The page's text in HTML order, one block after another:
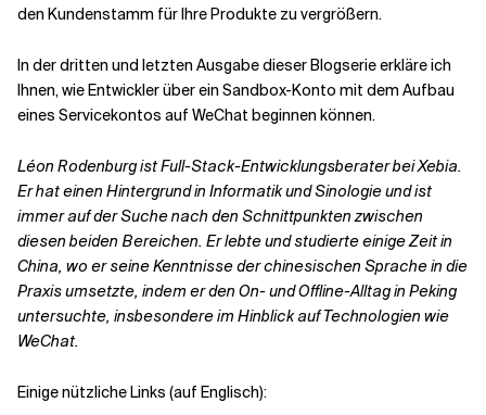
den Kundenstamm für Ihre Produkte zu vergrößern.
In der dritten und letzten Ausgabe dieser Blogserie erkläre ich
Ihnen, wie Entwickler über ein Sandbox-Konto mit dem Aufbau
eines Servicekontos auf WeChat beginnen können.
Léon Rodenburg ist Full-Stack-Entwicklungsberater bei Xebia.
Er hat einen Hintergrund in Informatik und Sinologie und ist
immer auf der Suche nach den Schnittpunkten zwischen
diesen beiden Bereichen. Er lebte und studierte einige Zeit in
China, wo er seine Kenntnisse der chinesischen Sprache in die
Praxis umsetzte, indem er den On- und Offline-Alltag in Peking
untersuchte, insbesondere im Hinblick auf Technologien wie
WeChat.
Einige nützliche Links (auf Englisch):